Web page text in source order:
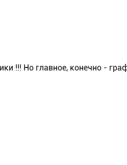
!!! Но главное, конечно -